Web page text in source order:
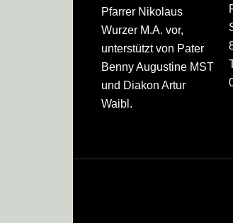
Pfarrer Nikolaus
Wurzer M.A. vor,
unterstützt von Pater
Benny Augustine MST
und Diakon Artur
Waibl.